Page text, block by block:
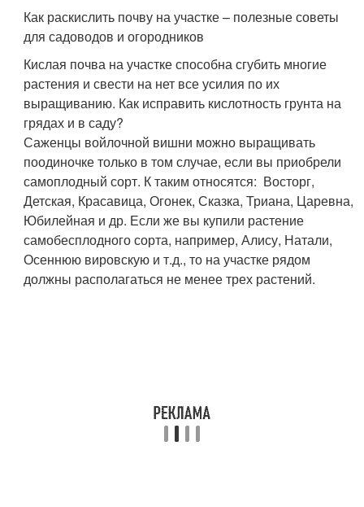
Как раскислить почву на участке – полезные советы
для садоводов и огородников
Кислая почва на участке способна сгубить многие
растения и свести на нет все усилия по их
выращиванию. Как исправить кислотность грунта на
грядах и в саду?
Саженцы войлочной вишни можно выращивать
поодиночке только в том случае, если вы приобрели
самоплодный сорт. К таким относятся: Восторг,
Детская, Красавица, Огонек, Сказка, Триана, Царевна,
Юбилейная и др. Если же вы купили растение
самобесплодного сорта, например, Алису, Натали,
Осеннюю вировскую и т.д., то на участке рядом
должны располагаться не менее трех растений.